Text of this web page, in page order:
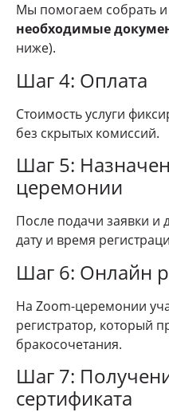
Мы помогаем собрать
необходимые
ниже).
Шаг 4: Оплата
Стоимость услуги
без скрытых комиссий.
Шаг 5:
церемонии
После подачи заявки и
дату и время
Шаг 6: Онлайн
На Zoom-церемонии
регистратор, который
бракосочетания.
Шаг 7:
сертификата